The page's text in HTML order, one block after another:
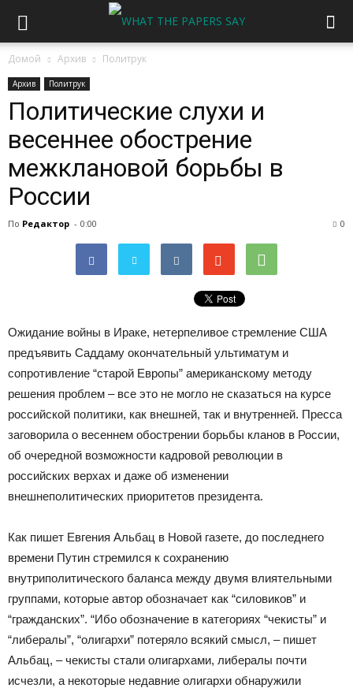
Домой Архив Политрук
Архив Политрук
Политические слухи и
весеннее обострение
межклановой борьбы в
России
По Редактор - 0:00 0
Ожидание войны в Ираке, нетерпеливое стремление США
предъявить Саддаму окончательный ультиматум и
сопротивление “старой Европы” американскому методу
решения проблем – все это не могло не сказаться на курсе
российской политики, как внешней, так и внутренней. Пресса
заговорила о весеннем обострении борьбы кланов в России,
об очередной возможности кадровой революции в
российских верхах и даже об изменении
внешнеполитических приоритетов президента.
Как пишет Евгения Альбац в Новой газете, до последнего
времени Путин стремился к сохранению
внутриполитического баланса между двумя влиятельными
группами, которые автор обозначает как “силовиков” и
“гражданских”. “Ибо обозначение в категориях “чекисты” и
“либералы”, “олигархи” потеряло всякий смысл, – пишет
Альбац, – чекисты стали олигархами, либералы почти
исчезли, а некоторые недавние олигархи обнаружили